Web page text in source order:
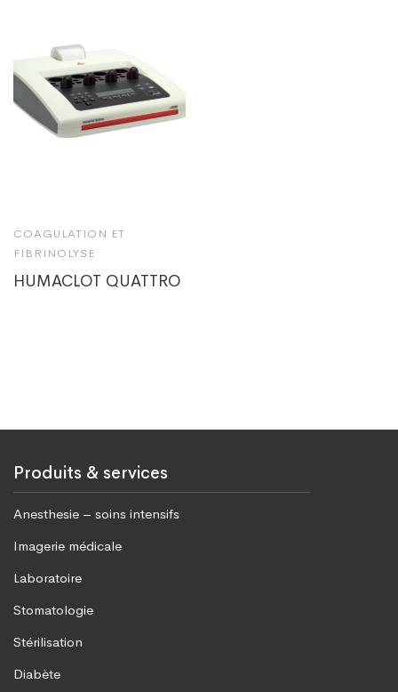
COAGULATION ET
FIBRINOLYSE
HUMACLOT QUATTRO
Produits & services
Anesthesie – soins intensifs
Imagerie médicale
Laboratoire
Stomatologie
Stérilisation
Diabète